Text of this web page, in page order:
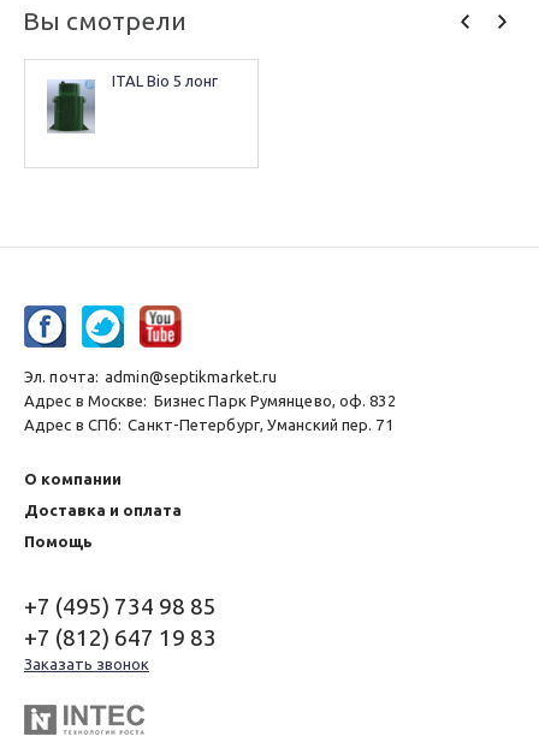
Вы смотрели
ITAL Bio 5 лонг
Эл. почта: admin@septikmarket.ru
Адрес в Москве: Бизнес Парк Румянцево, оф. 832
Адрес в СПб: Санкт-Петербург, Уманский пер. 71
О компании
Доставка и оплата
Помощь
+7 (495) 734 98 85
+7 (812) 647 19 83
Заказать звонок